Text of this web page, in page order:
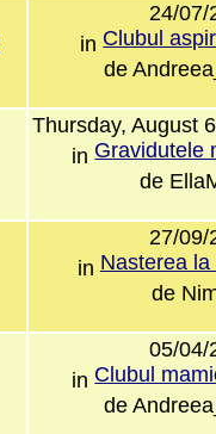
24/07/
inClubul
de
Thursday, August
in
de
27/09/
inNasterea
de
05/04/
in
de